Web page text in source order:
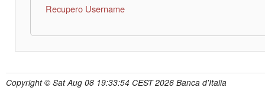
Recupero Username
Copyright © Sat Aug 08 19:33:54 CEST 2026 Banca d'Italia